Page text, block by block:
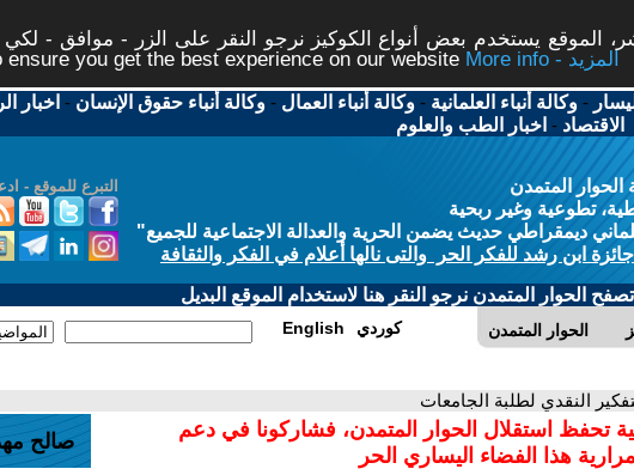
الموقع يستخدم بعض أنواع الكوكيز نرجو النقر على الزر - موافق - لكي
you get the best experience on our website
More info - المزيد
-وكالة أنباء العلمانية -وكالة أنباء العمال -وكالة أنباء حقوق الإنسان - اخبار
الاقتصاد - اخبار الطب والعلوم
التبرع للموقع -
المتمدن
تطوعية وغير ربحية
ديمقراطي حديث يضمن الحرية والعدالة الاجتماعية للجميع"
ابن رشد للفكر الحر والتى نالها أعلام في الفكر والثقافة
الحوار المتمدن نرجو النقر هنا لاستخدام الموقع البديل
الحوار المتمدن English كوردي
النقدي لطلبة الجامعات
تحفظ استقلال الحوار المتمدن، فشاركونا في دعم
هذا الفضاء اليساري الحر
صالح